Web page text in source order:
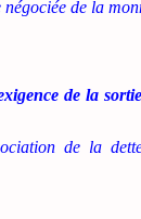
de la
de la
de la